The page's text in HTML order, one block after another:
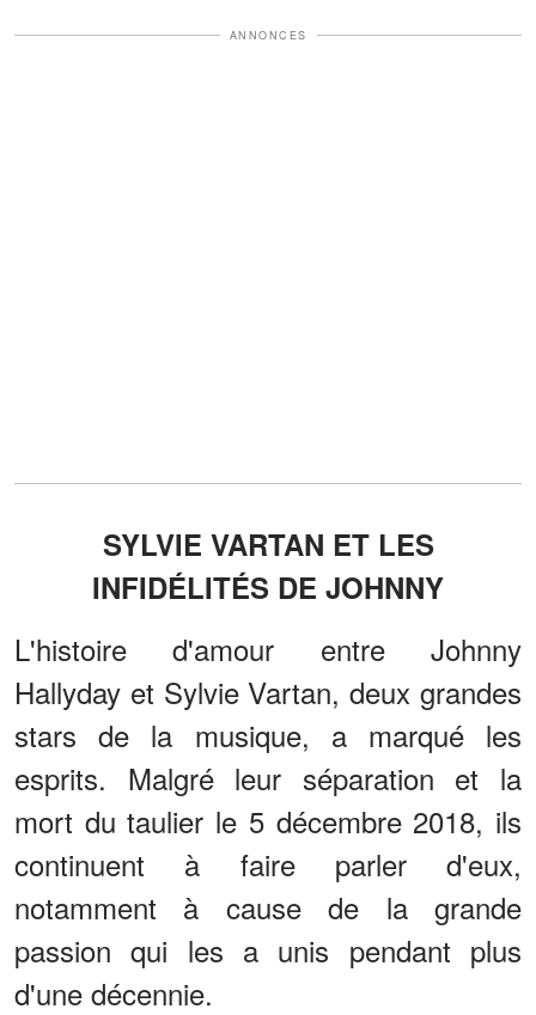
ANNONCES
SYLVIE VARTAN ET LES
INFIDÉLITÉS DE JOHNNY
L'histoire d'amour entre Johnny
Hallyday et Sylvie Vartan, deux grandes
stars de la musique, a marqué les
esprits. Malgré leur séparation et la
mort du taulier le 5 décembre 2018, ils
continuent à faire parler d'eux,
notamment à cause de la grande
passion qui les a unis pendant plus
d'une décennie.